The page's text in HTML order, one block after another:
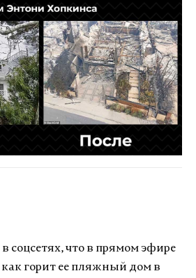
соцсетях, что в прямом эфире
горит ее пляжный дом в